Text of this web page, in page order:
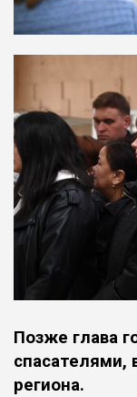
Позже глава
спасателями,
региона.